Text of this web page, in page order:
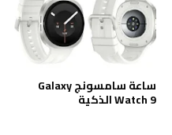
ساعة سامسونج Galaxy
Watch 9 الذكية